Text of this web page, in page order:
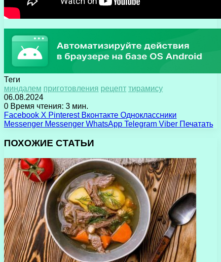
Теги
миндалем приготовления рецепт тирамису
06.08.2024
0 Время чтения: 3 мин.
Facebook X Pinterest Вконтакте Одноклассники
Messenger Messenger WhatsApp Telegram Viber Печатать
ПОХОЖИЕ СТАТЬИ